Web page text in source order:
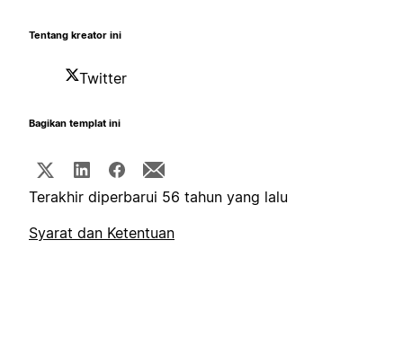
Tentang kreator ini
Twitter
Bagikan templat ini
Terakhir diperbarui 56 tahun yang lalu
Syarat dan Ketentuan